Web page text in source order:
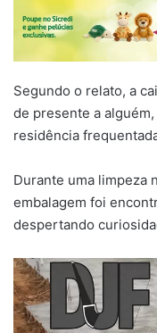
Segundo o relato, a
de presente a
residência
Durante uma limpeza
embalagem foi
despertando